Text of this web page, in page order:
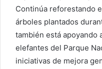
Continúa reforestando
árboles plantados
también está apoyando
elefantes del Parque
iniciativas de mejora